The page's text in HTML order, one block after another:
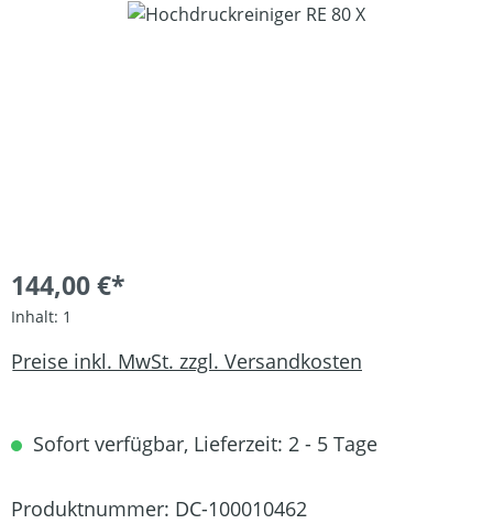
Bildergalerie überspringen
144,00 €*
Inhalt: 1
Preise inkl. MwSt. zzgl. Versandkosten
Sofort verfügbar, Lieferzeit: 2 - 5 Tage
Produktnummer: DC-100010462